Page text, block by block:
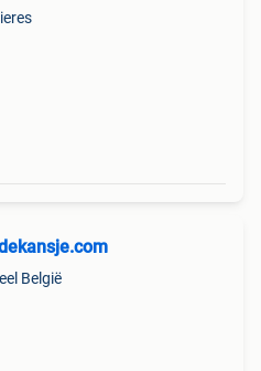
België